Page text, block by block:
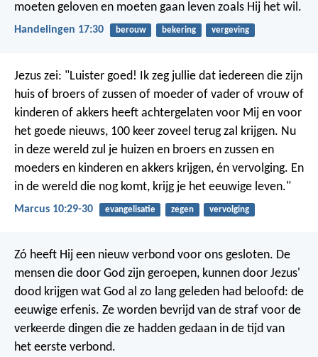
moeten geloven en moeten gaan leven zoals Hij het wil.
Handelingen 17:30 berouw bekering vergeving
Jezus zei: "Luister goed! Ik zeg jullie dat iedereen die zijn
huis of broers of zussen of moeder of vader of vrouw of
kinderen of akkers heeft achtergelaten voor Mij en voor
het goede nieuws, 100 keer zoveel terug zal krijgen. Nu
in deze wereld zul je huizen en broers en zussen en
moeders en kinderen en akkers krijgen, én vervolging. En
in de wereld die nog komt, krijg je het eeuwige leven."
Marcus 10:29-30 evangelisatie zegen vervolging
Zó heeft Hij een nieuw verbond voor ons gesloten. De
mensen die door God zijn geroepen, kunnen door Jezus'
dood krijgen wat God al zo lang geleden had beloofd: de
eeuwige erfenis. Ze worden bevrijd van de straf voor de
verkeerde dingen die ze hadden gedaan in de tijd van
het eerste verbond.